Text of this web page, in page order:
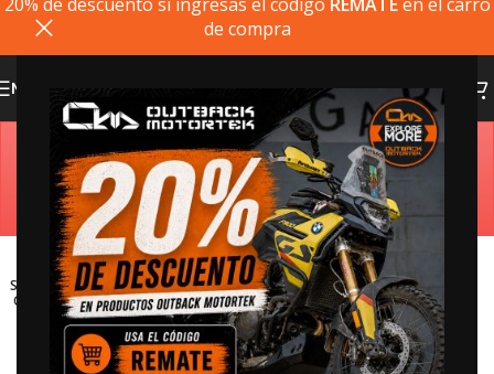
de compra
MENU
Estimado cliente, si el producto que busca no está
disponible, puede comprarlo directamente en
outbackmotortek.com
SOLD
OUT